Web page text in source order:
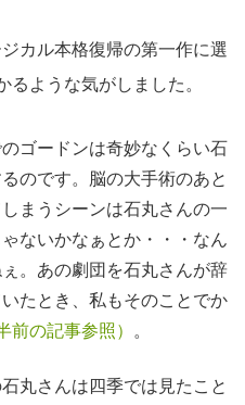
カル本格復帰の第一作に選
るような気がしました。
ゴードンは奇妙なくらい石
のです。脳の大手術のあと
まうシーンは石丸さんの一
ないかなぁとか・・・なん
。あの劇団を石丸さんが辞
たとき、私もそのことでか
前の記事参照） 。
丸さんは四季では見たこと